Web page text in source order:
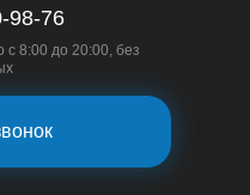
98-76
8:00 до 20:00, без